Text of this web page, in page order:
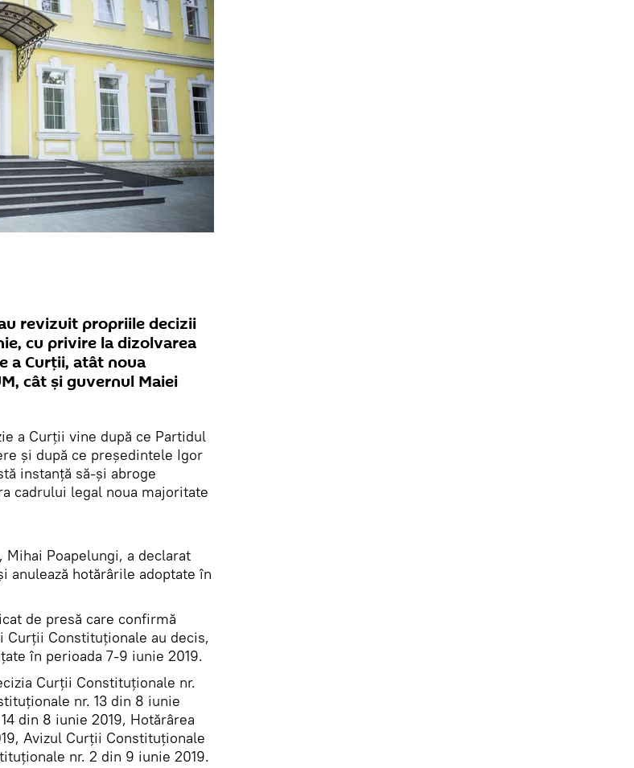
revizuit propriile decizii
cu privire la dizolvarea
a Curții, atât noua
cât și guvernul Maiei
a Curții vine după ce Partidul
și după ce președintele Igor
instanță să-și abroge
cadrului legal noua majoritate
Poapelungi, a declarat
anulează hotărârile adoptate în
de presă care confirmă
Curții Constituționale au decis,
în perioada 7-9 iunie 2019.
Curții Constituționale nr.
nr. 13 din 8 iunie
din 8 iunie 2019, Hotărârea
Avizul Curții Constituționale
nr. 2 din 9 iunie 2019.